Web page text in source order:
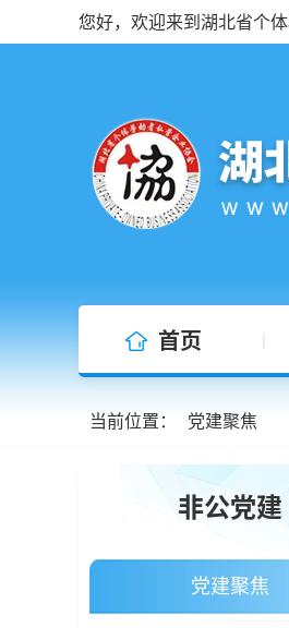
您好，欢迎来到湖北省个体
首页
当前位置： 党建聚焦
非公党建
党建聚焦